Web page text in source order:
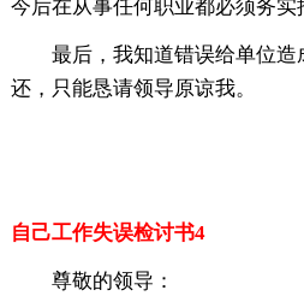
今后在从事任何职业都必须务实
最后，我知道错误给单位
还，只能恳请领导原谅我。
自己工作失误检讨书4
尊敬的领导：